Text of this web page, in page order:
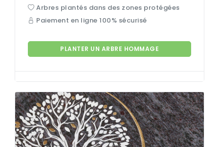
Arbres plantés dans des zones protégées
Paiement en ligne 100% sécurisé
PLANTER UN ARBRE HOMMAGE